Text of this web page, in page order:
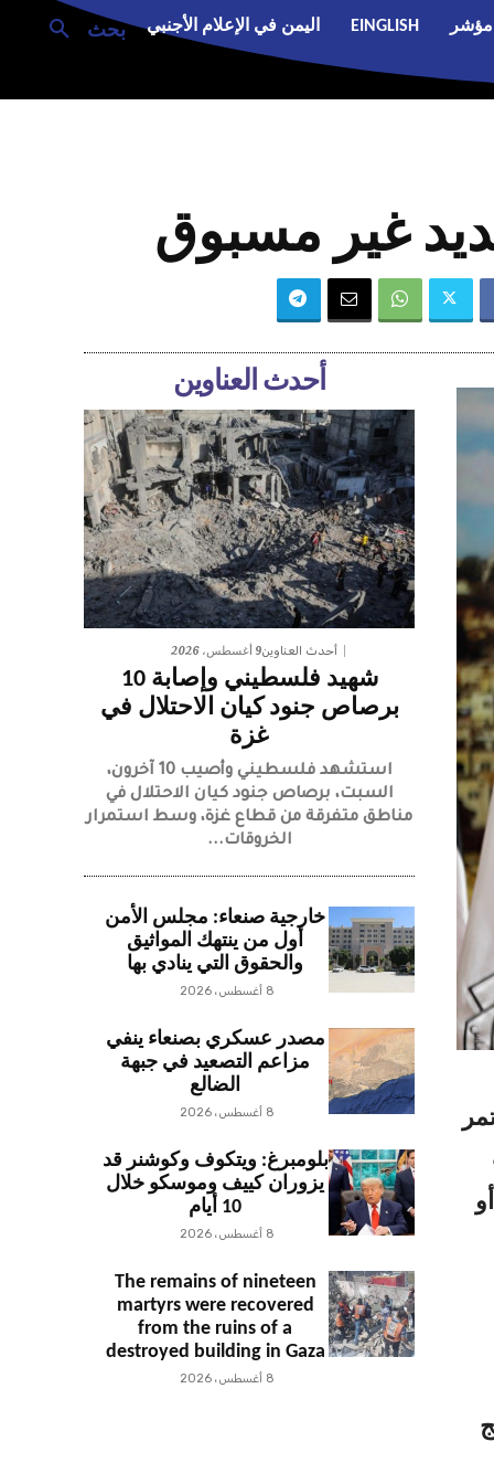
بحث مؤشر EINGLISH اليمن في الإعلام الأجنبي
غير مسبوق
أحدث العناوين
أحدث العناوين9 أغسطس، 2026
شهيد فلسطيني وإصابة 10
برصاص جنود كيان الاحتلال في
غزة
استشهد فلسطيني وأصيب 10 آخرون،
السبت، برصاص جنود كيان الاحتلال في
مناطق متفرقة من قطاع غزة، وسط استمرار
الخروقات...
خارجية صنعاء: مجلس الأمن
أول من ينتهك المواثيق
والحقوق التي ينادي بها
8 أغسطس، 2026
مصدر عسكري بصنعاء ينفي
مزاعم التصعيد في جبهة
الضالع
8 أغسطس، 2026
بلومبرغ: ويتكوف وكوشنر قد
يزوران كييف وموسكو خلال
10 أيام
8 أغسطس، 2026
The remains of nineteen
martyrs were recovered
from the ruins of a
destroyed building in Gaza
8 أغسطس، 2026